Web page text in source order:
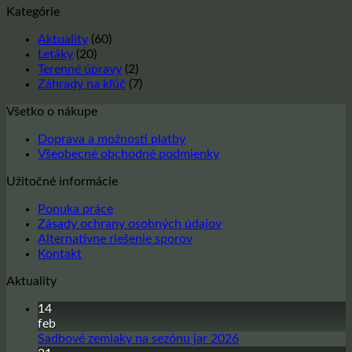
12.12.2024
31.12.2024
Kategórie
Aktuality (60)
Letáky (20)
Terenné úpravy (2)
Záhrady na kľúč (7)
Všetko o nákupe
Doprava a možnosti platby
Všeobecné obchodné podmienky
Užitočné informácie
Ponuka práce
Zásady ochrany osobných údajov
Alternatívne riešenie sporov
Kontakt
Aktuality
14
feb
Sadbové zemiaky na sezónu jar 2026Žiadne